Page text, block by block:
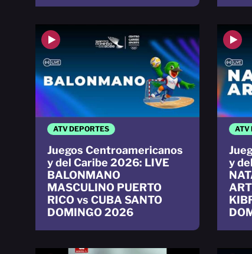
ATV DEPORTES
Juegos Centroamericanos
y del Caribe 2026: LIVE
BALONMANO
MASCULINO PUERTO
RICO vs CUBA SANTO
DOMINGO 2026
ATV
y